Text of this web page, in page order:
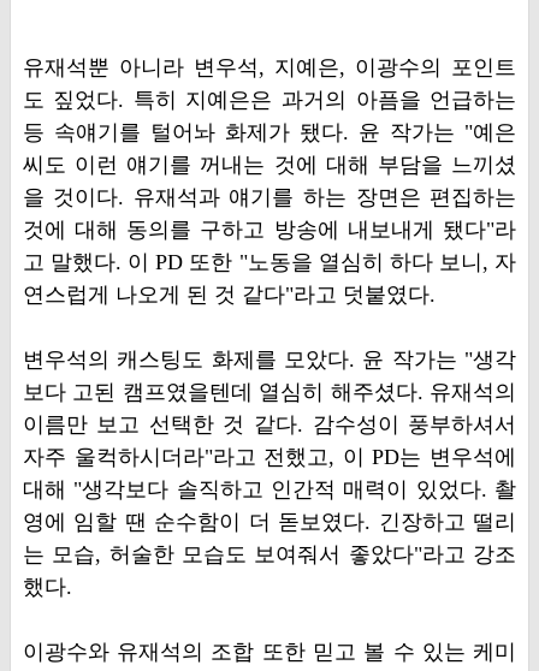
유재석뿐 아니라 변우석, 지예은, 이광수의 포인트
도 짚었다. 특히 지예은은 과거의 아픔을 언급하는
등 속얘기를 털어놔 화제가 됐다. 윤 작가는 "예은
씨도 이런 얘기를 꺼내는 것에 대해 부담을 느끼셨
을 것이다. 유재석과 얘기를 하는 장면은 편집하는
것에 대해 동의를 구하고 방송에 내보내게 됐다"라
고 말했다. 이 PD 또한 "노동을 열심히 하다 보니, 자
연스럽게 나오게 된 것 같다"라고 덧붙였다.
변우석의 캐스팅도 화제를 모았다. 윤 작가는 "생각
보다 고된 캠프였을텐데 열심히 해주셨다. 유재석의
이름만 보고 선택한 것 같다. 감수성이 풍부하셔서
자주 울컥하시더라"라고 전했고, 이 PD는 변우석에
대해 "생각보다 솔직하고 인간적 매력이 있었다. 촬
영에 임할 땐 순수함이 더 돋보였다. 긴장하고 떨리
는 모습, 허술한 모습도 보여줘서 좋았다"라고 강조
했다.
이광수와 유재석의 조합 또한 믿고 볼 수 있는 케미